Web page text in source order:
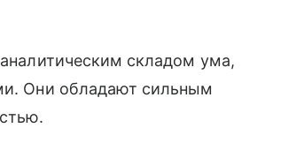
складом ума,
Они обладают сильным